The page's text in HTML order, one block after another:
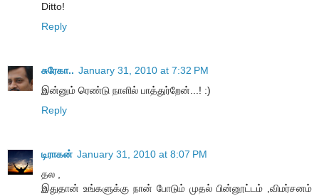
Ditto!
Reply
சுரேகா.. January 31, 2010 at 7:32 PM
இன்னும் ரெண்டு நாளில் பாத்துர்றேன்...! :)
Reply
டிராகன் January 31, 2010 at 8:07 PM
தல ,
இதுதான் உங்களுக்கு நான் போடும் முதல் பின்னூட்டம் ,விமர்சனம்